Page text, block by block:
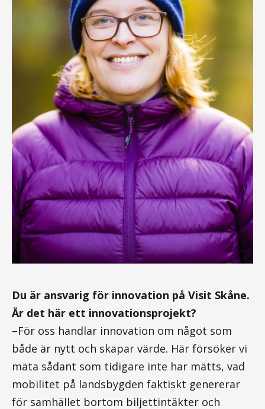
Du är ansvarig för innovation på Visit Skåne.
Är det här ett innovationsprojekt?
–För oss handlar innovation om något som
både är nytt och skapar värde. Här försöker vi
mäta sådant som tidigare inte har mätts, vad
mobilitet på landsbygden faktiskt genererar
för samhället bortom biljettintäkter och